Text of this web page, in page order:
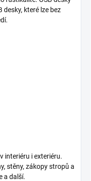
desky, které lze bez
interiéru i exteriéru.
stěny, zákopy stropů a
a další.